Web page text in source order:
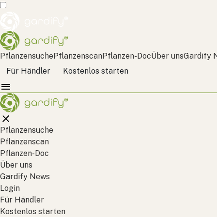
PflanzensuchePflanzenscanPflanzen-DocÜber unsGardify
Für Händler
Kostenlos starten
Pflanzensuche
Pflanzenscan
Pflanzen-Doc
Über uns
Gardify News
Login
Für Händler
Kostenlos starten